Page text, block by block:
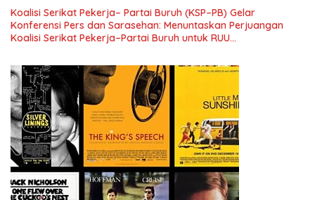
Koalisi Serikat Pekerja– Partai Buruh (KSP–PB) Gelar
Konferensi Pers dan Sarasehan: Menuntaskan Perjuangan
Koalisi Serikat Pekerja–Partai Buruh untuk RUU